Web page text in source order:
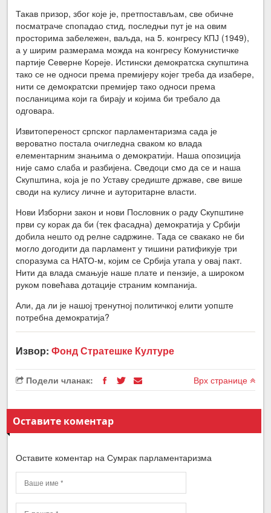
Такав призор, због које је, претпостављам, све обичне
посматраче спопадао стид, последњи пут је на овим
просторима забележен, ваљда, на 5. конгресу КПЈ (1949),
а у ширим размерама можда на конгресу Комунистичке
партије Северне Кореје. Истински демократска скупштина
тако се не односи према премијеру којег треба да изабере,
нити се демократски премијер тако односи према
посланицима који га бирају и којима би требало да
одговара.
Извитопереност српског парламентаризма сада је
вероватно постала очигледна сваком ко влада
елементарним знањима о демократији. Наша опозиција
није само слаба и разбијена. Сведоци смо да се и наша
Скупштина, која је по Уставу средиште државе, све више
своди на кулису личне и ауторитарне власти.
Нови Изборни закон и нови Пословник о раду Скупштине
први су корак да би (тек фасадна) демократија у Србији
добила нешто од релне садржине. Тада се свакако не би
могло догодити да парламент у тишини ратификује три
споразума са НАТО-м, којим се Србија утапа у овај пакт.
Нити да влада смањује наше плате и пензије, а широком
руком повећава дотације страним компанија.
Али, да ли је нашој тренутној политичкој елити уопште
потребна демократија?
Извор:Фонд Стратешке Културе
Подели чланак: Врх странице
Оставите коментар
Оставите коментар на Сумрак парламентаризма